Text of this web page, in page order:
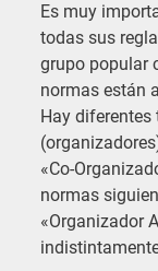
Es muy
todas sus
grupo popular
normas están
Hay diferentes
«Co-
normas
«Organizador